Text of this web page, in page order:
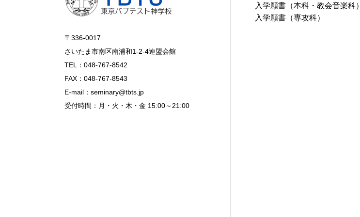
〒336-0017
さいたま市南区南浦和1-2-4連盟会館
TEL：048-767-8542
FAX：048-767-8543
E-mail：seminary@tbts.jp
受付時間：月・火・木・金 15:00～21:00
入学願書（本科・教会音楽科）
入学願書（専攻科）